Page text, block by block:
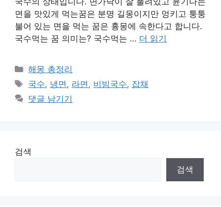
면을 맛있게 먹는꿈은 분명 길몽이지만 엉키고 퉁퉁
불어 있는 면을 먹는 꿈은 흉몽에 속한다고 합니다.
국수먹는 꿈 의미는? 국수먹는 … 더 읽기
카
테
리
해몽 총정리
태
그
국수, 냉면, 라면, 비빔국수, 잡채
댓글 남기기
검색
검색